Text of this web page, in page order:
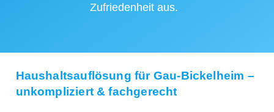
Zufriedenheit aus.
Haushaltsauflösung für Gau-Bickelheim –
unkompliziert & fachgerecht